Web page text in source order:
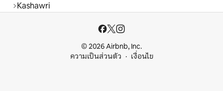
Kashawri
© 2026 Airbnb, Inc.
ความเป็นส่วนตัว
เงื่อนไข